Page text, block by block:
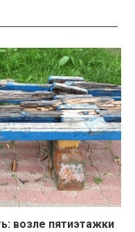
возле пятиэтажки